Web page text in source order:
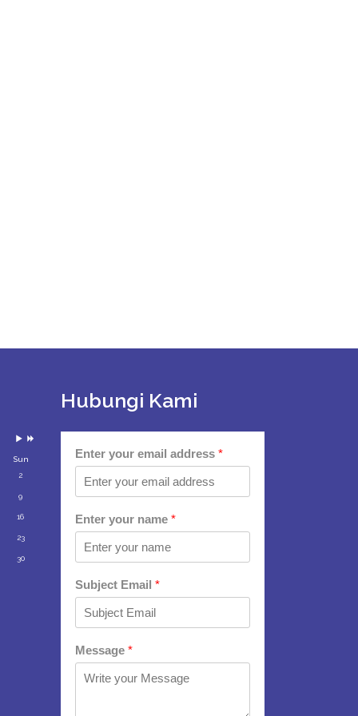
Sun
2
9
16
23
30
Hubungi Kami
Enter your email address *
Enter your name *
Subject Email *
Message *